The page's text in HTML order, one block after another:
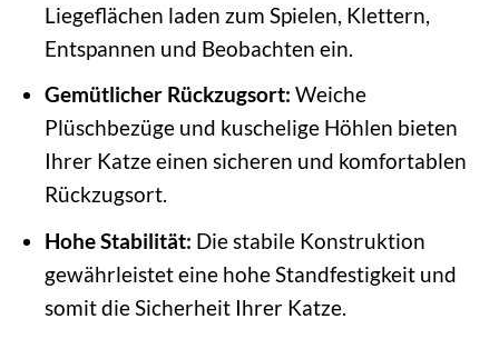
Liegeflächen laden zum Spielen, Klettern,
Entspannen und Beobachten ein.
Gemütlicher Rückzugsort: Weiche
Plüschbezüge und kuschelige Höhlen bieten
Ihrer Katze einen sicheren und komfortablen
Rückzugsort.
Hohe Stabilität: Die stabile Konstruktion
gewährleistet eine hohe Standfestigkeit und
somit die Sicherheit Ihrer Katze.